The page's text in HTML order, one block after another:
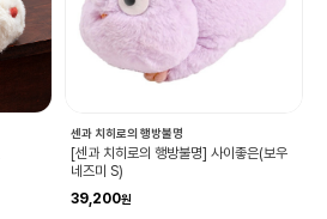
센과 치히로의 행방불명
[센과 치히로의 행방불명] 사이좋은(보우
네즈미 S)
39,200